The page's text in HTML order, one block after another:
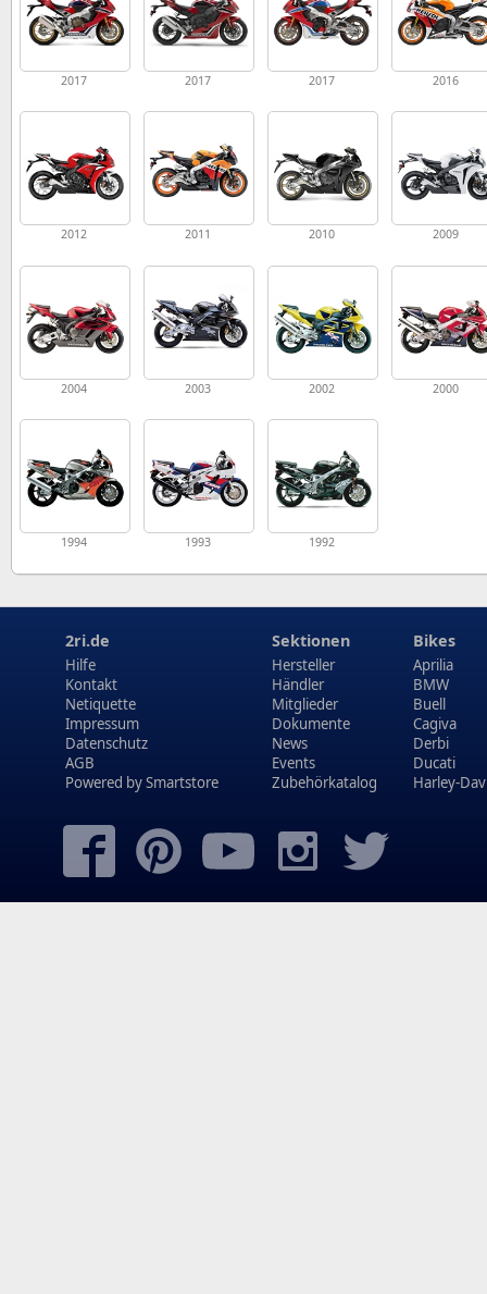
2017 2017 2017 2016
2012 2011 2010 2009
2004 2003 2002 2000
1994 1993 1992
2ri.de
Hilfe
Kontakt
Netiquette
Impressum
Datenschutz
AGB
Powered bySmartstore
Sektionen
Hersteller
Händler
Mitglieder
Dokumente
News
Events
Zubehörkatalog
Bikes
Aprilia
BMW
Buell
Cagiva
Derbi
Ducati
Harley-